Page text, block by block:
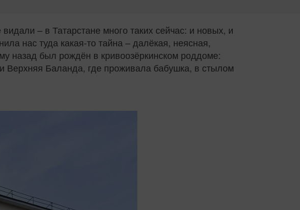
– в Татарстане много таких сейчас: и новых, и
нас туда какая‑то тайна – далёкая, неясная,
назад был рождён в кривоозёркинском роддоме:
Верхняя Баланда, где проживала бабушка, в стылом